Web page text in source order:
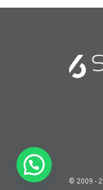
© 2009 -